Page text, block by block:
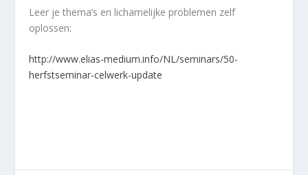
Leer je thema’s en lichamelijke problemen zelf
oplossen:
http://www.elias-medium.info/NL/seminars/50-
herfstseminar-celwerk-update